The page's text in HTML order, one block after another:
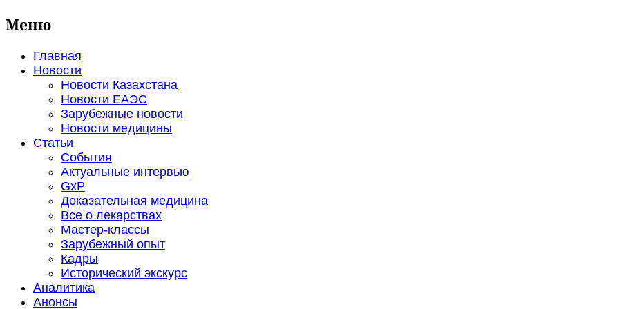
Меню
Главная
Новости
Новости Казахстана
Новости ЕАЭС
Зарубежные новости
Новости медицины
Статьи
События
Актуальные интервью
GxP
Доказательная медицина
Все о лекарствах
Мастер-классы
Зарубежный опыт
Кадры
Исторический экскурс
Аналитика
Анонсы